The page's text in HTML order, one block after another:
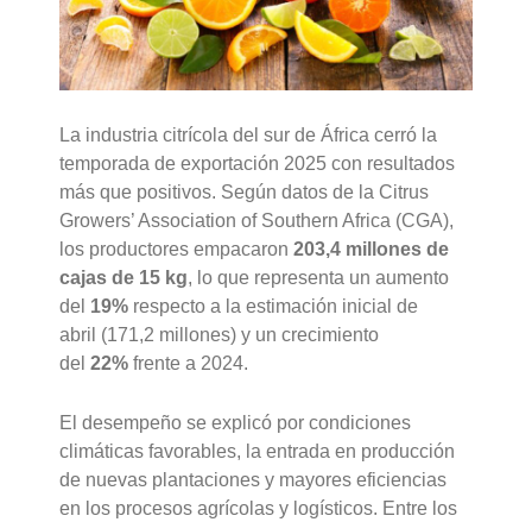
La industria citrícola del sur de África cerró la
temporada de exportación 2025 con resultados
más que positivos. Según datos de la Citrus
Growers’ Association of Southern Africa (CGA),
los productores empacaron203,4 millones de
cajas de 15 kg, lo que representa un aumento
del 19% respecto a la estimación inicial de
abril (171,2 millones) y un crecimiento
del22% frente a 2024.
El desempeño se explicó por condiciones
climáticas favorables, la entrada en producción
de nuevas plantaciones y mayores eficiencias
en los procesos agrícolas y logísticos. Entre los